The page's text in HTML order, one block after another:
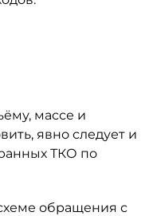
массе и
явно следует и
ТКО по
обращения с